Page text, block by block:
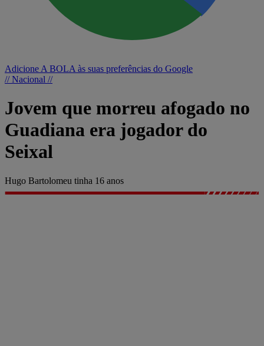
Adicione A BOLA às suas preferências do Google
// Nacional //
Jovem que morreu afogado no
Guadiana era jogador do
Seixal
Hugo Bartolomeu tinha 16 anos